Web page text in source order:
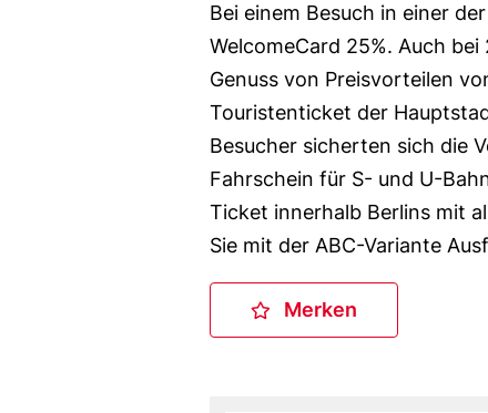
Bei einem Besuch in einer
WelcomeCard 25%. Auch
Genuss von Preisvorteilen
Touristenticket der
Besucher sicherten sich die
Fahrschein für S- und U-
Ticket innerhalb Berlins mit
Sie mit der ABC-Variante
Merken
Merken